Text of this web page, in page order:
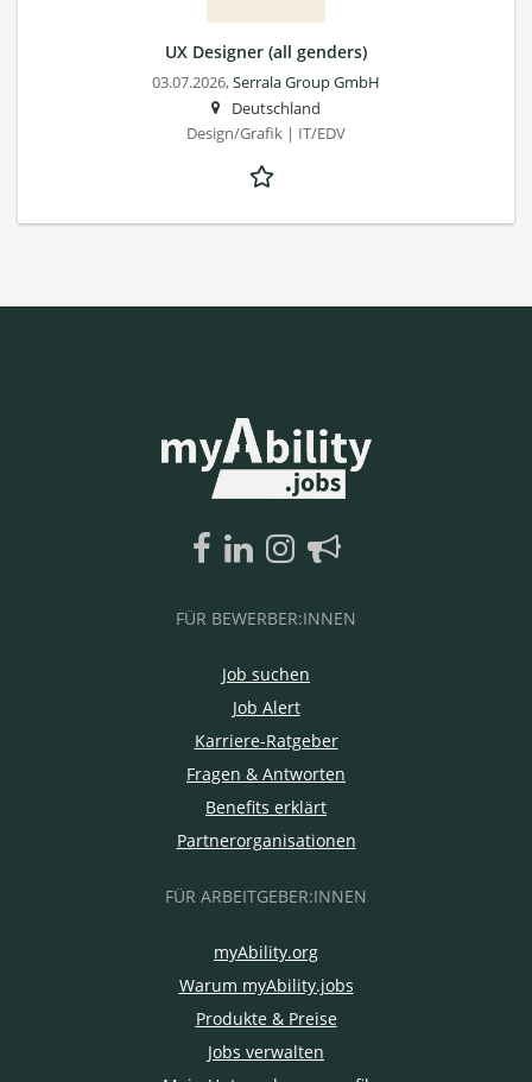
UX Designer (all genders)
03.07.2026,Serrala Group GmbH
Deutschland
Design/Grafik | IT/EDV
FÜR BEWERBER:INNEN
Job suchen
Job Alert
Karriere-Ratgeber
Fragen & Antworten
Benefits erklärt
Partnerorganisationen
FÜR ARBEITGEBER:INNEN
myAbility.org
Warum myAbility.jobs
Produkte & Preise
Jobs verwalten